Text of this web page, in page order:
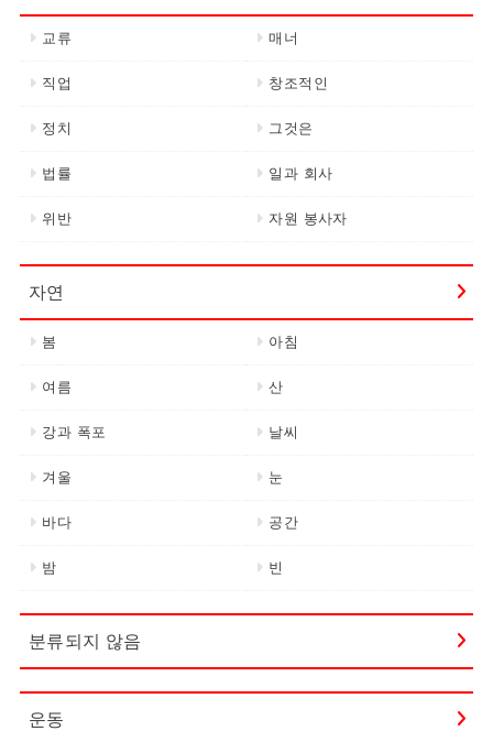
교류 매너
직업 창조적인
정치 그것은
법률 일과 회사
위반 자원 봉사자
자연
봄 아침
여름 산
강과 폭포 날씨
겨울 눈
바다 공간
밤 빈
분류되지 않음
운동